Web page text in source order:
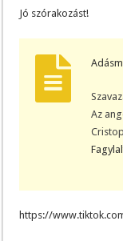
Jó szórakozást!
Az
https://